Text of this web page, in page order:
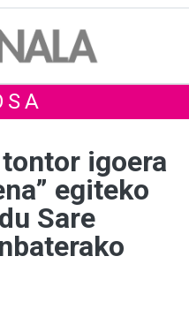
igoera
egiteko
Sare